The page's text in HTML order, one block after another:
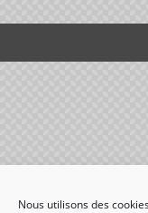
Nous utilisons des